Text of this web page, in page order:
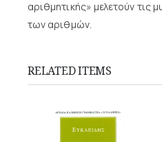
αριθμητικής» μελετούν τις
των αριθμών.
RELATED ITEMS